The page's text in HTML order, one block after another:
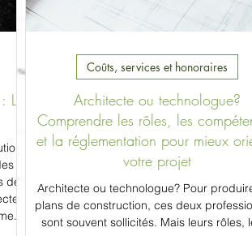
de
Architecte ou technologue?
Comprendre les rôles, les
et la réglementation pour mieux
votre projet
Architecte ou technologue? Pour
plans de construction, ces deux
sont souvent sollicités. Mais leurs rôles,
Coûts, services et honoraires